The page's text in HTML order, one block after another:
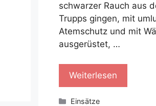
schwarzer Rauch aus
Trupps gingen, mit
Atemschutz und mit
ausgerüstet, …
Weiterlesen
Kategorien
Einsätze